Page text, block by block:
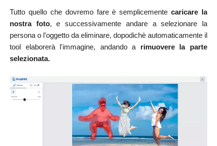
Tutto quello che dovremo fare è semplicementecaricare la
nostra foto, e successivamente andare a selezionare la
persona o l'oggetto da eliminare, dopodichè automaticamente il
tool elaborerà l'immagine, andando arimuovere la parte
selezionata.